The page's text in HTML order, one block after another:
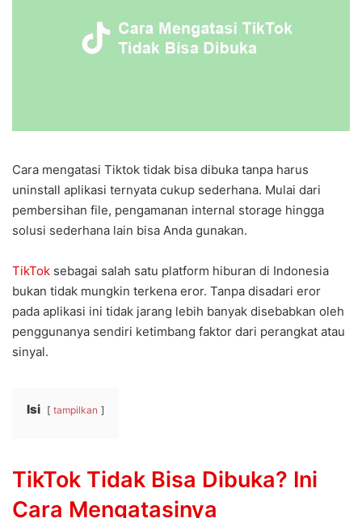
Cara mengatasi Tiktok tidak bisa dibuka tanpa harus
uninstall aplikasi ternyata cukup sederhana. Mulai dari
pembersihan file, pengamanan internal storage hingga
solusi sederhana lain bisa Anda gunakan.
TikTok sebagai salah satu platform hiburan di Indonesia
bukan tidak mungkin terkena eror. Tanpa disadari eror
pada aplikasi ini tidak jarang lebih banyak disebabkan oleh
penggunanya sendiri ketimbang faktor dari perangkat atau
sinyal.
Isi tampilkan
TikTok Tidak Bisa Dibuka? Ini
Cara Mengatasinya